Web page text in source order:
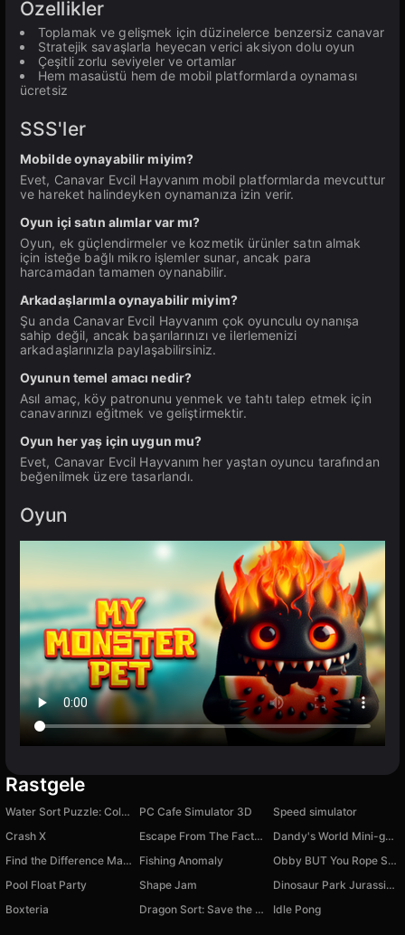
Özellikler
Toplamak ve gelişmek için düzinelerce benzersiz canavar
Stratejik savaşlarla heyecan verici aksiyon dolu oyun
Çeşitli zorlu seviyeler ve ortamlar
Hem masaüstü hem de mobil platformlarda oynaması
ücretsiz
SSS'ler
Mobilde oynayabilir miyim?
Evet, Canavar Evcil Hayvanım mobil platformlarda mevcuttur
ve hareket halindeyken oynamanıza izin verir.
Oyun içi satın alımlar var mı?
Oyun, ek güçlendirmeler ve kozmetik ürünler satın almak
için isteğe bağlı mikro işlemler sunar, ancak para
harcamadan tamamen oynanabilir.
Arkadaşlarımla oynayabilir miyim?
Şu anda Canavar Evcil Hayvanım çok oyunculu oynanışa
sahip değil, ancak başarılarınızı ve ilerlemenizi
arkadaşlarınızla paylaşabilirsiniz.
Oyunun temel amacı nedir?
Asıl amaç, köy patronunu yenmek ve tahtı talep etmek için
canavarınızı eğitmek ve geliştirmektir.
Oyun her yaş için uygun mu?
Evet, Canavar Evcil Hayvanım her yaştan oyuncu tarafından
beğenilmek üzere tasarlandı.
Oyun
Rastgele
Water Sort Puzzle: Color Game PC Cafe Simulator 3D
Speed simulator
Crash X
Escape From The Factory: 3D Horror
Dandy's World Mini-games Relax and Anti-stress
Find the Difference Master
Fishing Anomaly
Obby BUT You Rope Swing!
Pool Float Party
Shape Jam
Dinosaur Park Jurassic Dino World
Boxteria
Dragon Sort: Save the Princess Idle Pong